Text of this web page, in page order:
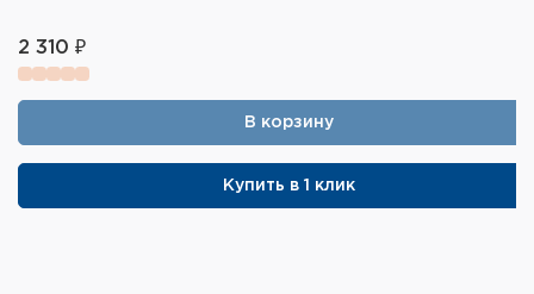
2 310 ₽
В корзину
Купить в 1 клик